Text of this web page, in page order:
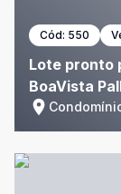
Cód: 550
Lote pronto
BoaVista